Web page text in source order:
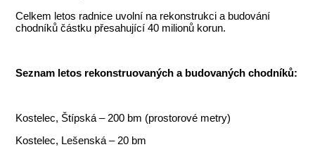
Celkem letos radnice uvolní na rekonstrukci a budování
chodníků částku přesahující 40 milionů korun.
Seznam letos rekonstruovaných a budovaných chodníků:
Kostelec, Štípská – 200 bm (prostorové metry)
Kostelec, Lešenská – 20 bm